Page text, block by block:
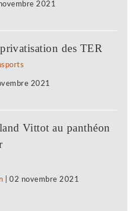
2021
des TER
2021
Vittot au panthéon
|02 novembre 2021